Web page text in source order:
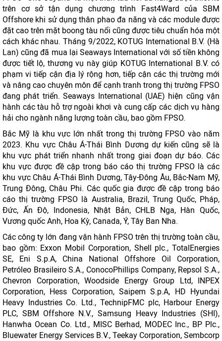
trên cơ sở tận dụng chương trình Fast4Ward của SBM
Offshore khi sử dụng thân phao đa năng và các module được
đặt cao trên mặt boong tàu nổi cũng được tiêu chuẩn hóa một
cách khác nhau. Tháng 9/2022, KOTUG International B.V. (Hà
Lan) cũng đã mua lại Seaways International với số tiền không
được tiết lộ, thương vụ này giúp KOTUG International B.V. có
phạm vi tiếp cận địa lý rộng hơn, tiếp cận các thị trường mới
và nâng cao chuyên môn để cạnh tranh trong thị trường FPSO
đang phát triển. Seaways International (UAE) hiện cũng vận
hành các tàu hỗ trợ ngoài khơi và cung cấp các dịch vụ hàng
hải cho ngành năng lượng toàn cầu, bao gồm FPSO.
Bắc Mỹ là khu vực lớn nhất trong thị trường FPSO vào năm
2023. Khu vực Châu Á-Thái Bình Dương dự kiến cũng ​​sẽ là
khu vực phát triển nhanh nhất trong giai đoạn dự báo. Các
khu vực được đề cập trong báo cáo thị trường FPSO là các
khu vực Châu Á-Thái Bình Dương, Tây-Đông Âu, Bắc-Nam Mỹ,
Trung Đông, Châu Phi. Các quốc gia được đề cập trong báo
cáo thị trường FPSO là Australia, Brazil, Trung Quốc, Pháp,
Đức, Ấn Độ, Indonesia, Nhật Bản, CHLB Nga, Hàn Quốc,
Vương quốc Anh, Hoa Kỳ, Canada, Ý, Tây Ban Nha.
Các công ty lớn đang vận hành FPSO trên thị trường toàn cầu,
bao gồm: Exxon Mobil Corporation, Shell plc., TotalEnergies
SE, Eni S.p.A, China National Offshore Oil Corporation,
Petróleo Brasileiro S.A., ConocoPhillips Company, Repsol S.A.,
Chevron Corporation, Woodside Energy Group Ltd, INPEX
Corporation, Hess Corporation, Saipem S.p.A, HD Hyundai
Heavy Industries Co. Ltd., TechnipFMC plc, Harbour Energy
PLC, SBM Offshore N.V., Samsung Heavy Industries (SHI),
Hanwha Ocean Co. Ltd., MISC Berhad, MODEC Inc., BP Plc.,
Bluewater Energy Services B.V., Teekay Corporation, Sembcorp